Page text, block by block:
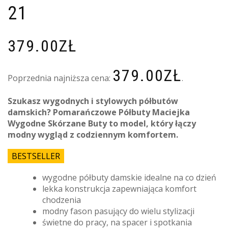
21
379.00ZŁ
Poprzednia najniższa cena: 379.00ZŁ.
Szukasz wygodnych i stylowych półbutów
damskich? Pomarańczowe Półbuty Maciejka
Wygodne Skórzane Buty to model, który łączy
modny wygląd z codziennym komfortem.
BESTSELLER
wygodne półbuty damskie idealne na co dzień
lekka konstrukcja zapewniająca komfort
chodzenia
modny fason pasujący do wielu stylizacji
świetne do pracy, na spacer i spotkania